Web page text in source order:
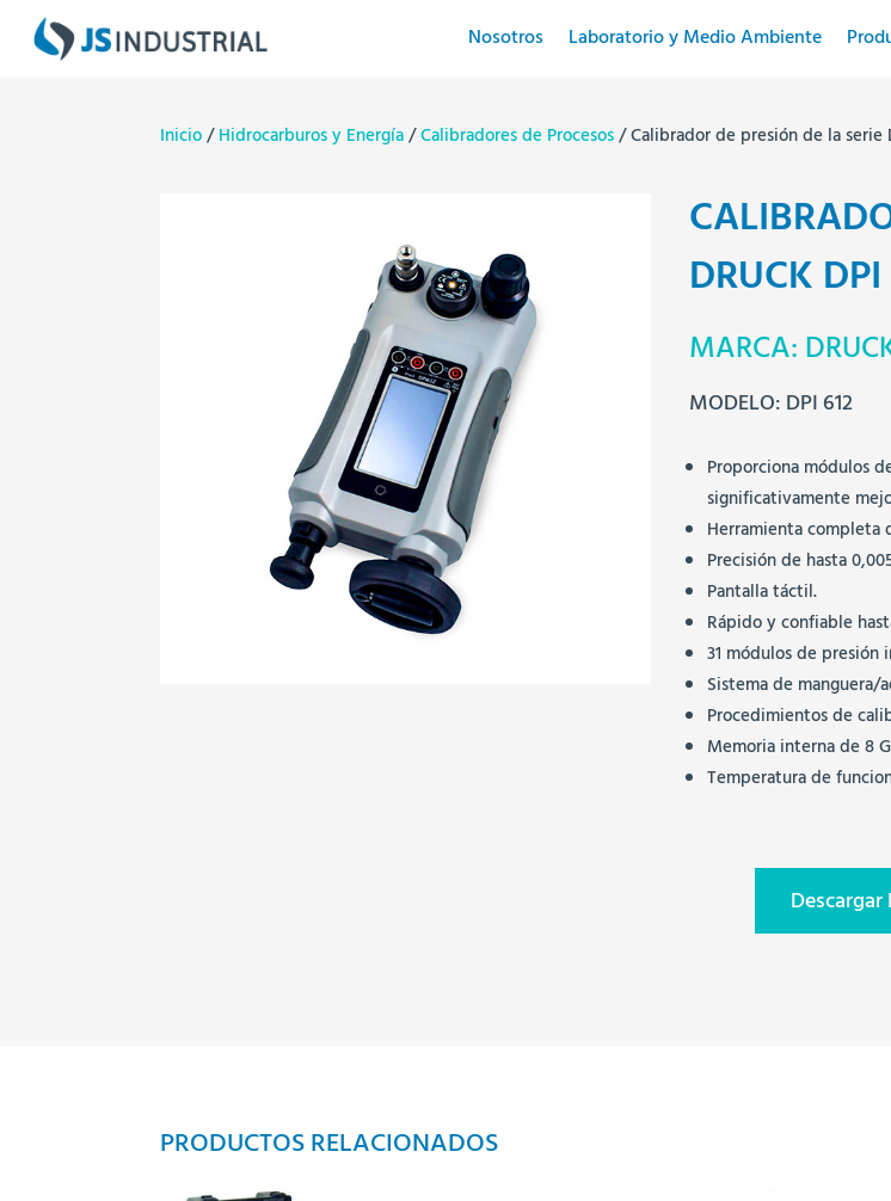
Nosotros Laboratorio y Medio Ambiente
Inicio/Hidrocarburos y Energía/Calibradores de Procesos/ Calibrador de presión de la serie
DRUCK
MARCA:
MODELO: DPI 612
Proporciona módulos
significativamente
Herramienta completa
Precisión de hasta
Pantalla táctil.
Rápido y confiable
31 módulos de presión
Sistema de
Procedimientos de
Memoria interna de 8
Temperatura de
Descargar
PRODUCTOS RELACIONADOS